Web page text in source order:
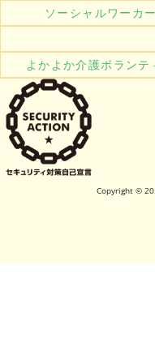
ソーシャルワーカー
よかよか介護ボランテ
Copyright ©